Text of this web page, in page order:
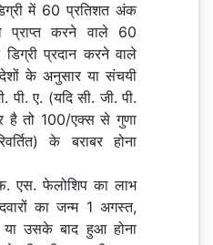
में 60 प्रतिशत अंक
प्राप्त करने वाले 60
प्रदान करने वाले
के अनुसार या संचयी
ए. (यदि सी. जी. पी.
है तो 100/एक्स से गुणा
के बराबर होना
एस. फेलोशिप का लाभ
का जन्म 1 अगस्त,
उसके बाद हुआ होना